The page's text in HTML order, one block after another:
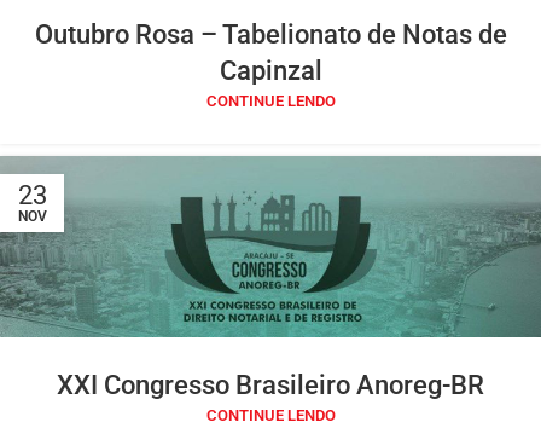
Outubro Rosa – Tabelionato de Notas de
Capinzal
CONTINUE LENDO
23
NOV
XXI Congresso Brasileiro Anoreg-BR
CONTINUE LENDO